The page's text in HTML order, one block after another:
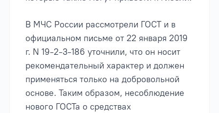
В МЧС России рассмотрели ГОСТ и в
официальном письме от 22 января 2019
г. N 19-2-3-186 уточнили, что он носит
рекомендательный характер и должен
применяться только на добровольной
основе. Таким образом, несоблюдение
нового ГОСТа о средствах